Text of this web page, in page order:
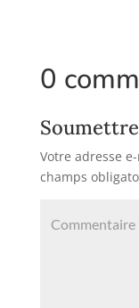
0
Votre adresse
champs